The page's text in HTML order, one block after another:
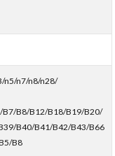
n5/n7/n8/n28/
B7/B8/B12/B18/B19/B20/
B40/B41/B42/B43/B66
B8